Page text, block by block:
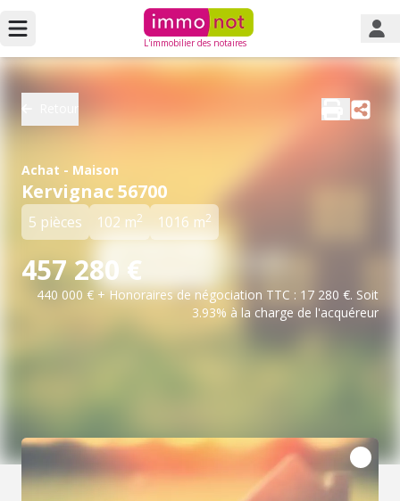
L'immobilier des notaires
Achat - Maison
Kervignac 56700
5 pièces 102 m2 1016 m2
457 280 €
440 000 € + Honoraires de négociation TTC : 17 280 €. Soit
3.93% à la charge de l'acquéreur